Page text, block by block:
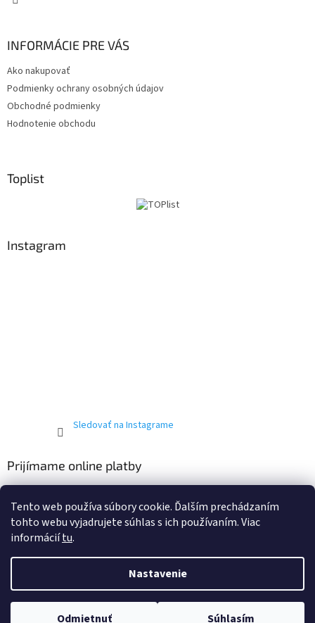
Tento web používa súbory cookie. Ďalším prechádzaním
tohto webu vyjadrujete súhlas s ich používaním. Viac
informáciítu.
Nastavenie
Odmietnuť Súhlasím
INFORMÁCIE PRE VÁS
Ako nakupovať
Podmienky ochrany osobných údajov
Obchodné podmienky
Hodnotenie obchodu
Toplist
Instagram
Sledovať na Instagrame
Prijímame online platby
Copyright 2026T-ričko.sk. Všetky práva vyhradené.Upraviť